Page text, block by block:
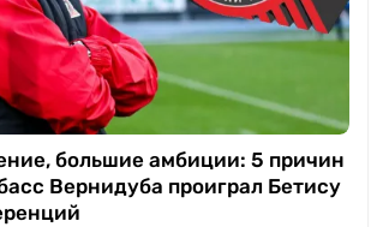
большие амбиции: 5 причин
Вернидуба проиграл Бетису